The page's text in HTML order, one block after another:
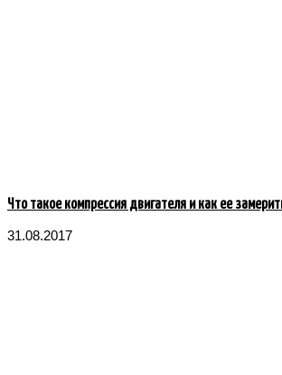
Что такое компрессия двигателя и как ее
31.08.2017